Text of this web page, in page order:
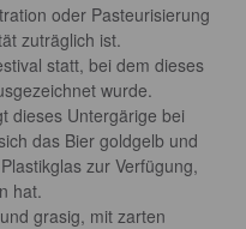
oder Pasteurisierung
zuträglich ist.
statt, bei dem dieses
wurde.
dieses Untergärige bei
das Bier goldgelb und
zur Verfügung,
hat.
grasig, mit zarten